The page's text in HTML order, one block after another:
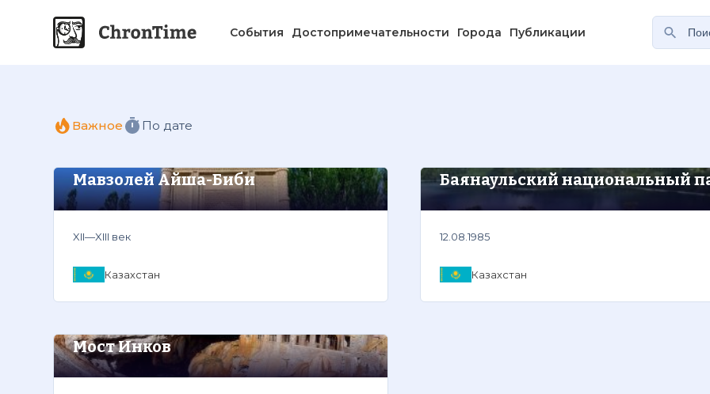
События Достопримечательности Города Публикации
Важное По дате
Мавзолей Айша-Биби
XII—XIII век
Казахстан
Баянаульский национальный
12.08.1985
Казахстан
Мост Инков